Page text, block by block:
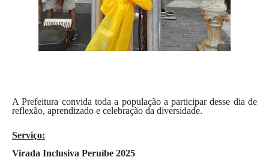
A Prefeitura convida toda a população a participar desse dia de
reflexão, aprendizado e celebração da diversidade.
Serviço:
Virada Inclusiva Peruíbe 2025